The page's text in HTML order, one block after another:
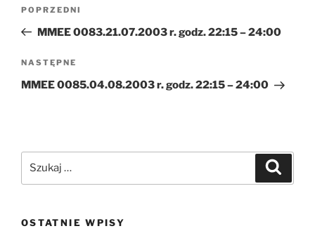
Poprzedni
wpis
POPRZEDNI
MMEE 0083.21.07.2003 r. godz. 22:15 – 24:00
Następny
wpis
NASTĘPNE
MMEE 0085.04.08.2003 r. godz. 22:15 – 24:00
OSTATNIE WPISY